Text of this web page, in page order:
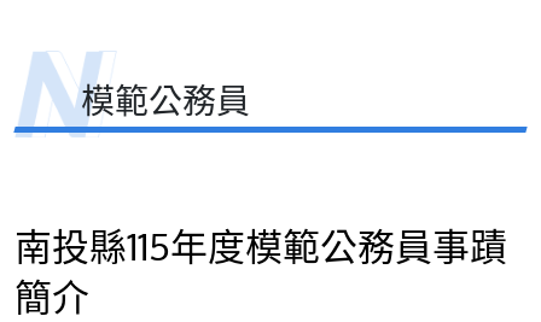
模範公務員
南投縣115年度模範公務員事蹟
簡介